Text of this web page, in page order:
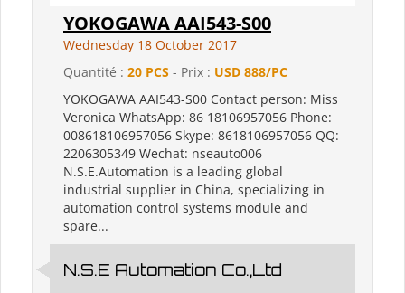
YOKOGAWA AAI543-S00
Wednesday 18 October 2017
Quantité : 20 PCS - Prix : USD 888/PC
YOKOGAWA AAI543-S00 Contact person: Miss
Veronica WhatsApp: 86 18106957056 Phone:
008618106957056 Skype: 8618106957056 QQ:
2206305349 Wechat: nseauto006
N.S.E.Automation is a leading global
industrial supplier in China, specializing in
automation control systems module and
spare...
N.S.E Automation Co.,Ltd